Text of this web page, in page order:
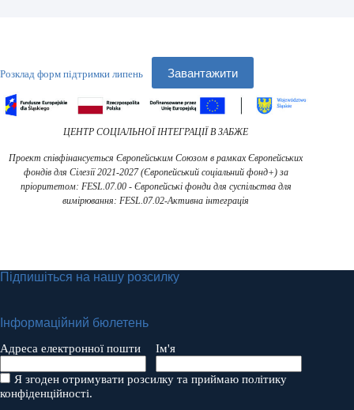
Розклад форм підтримки липень Завантажити
ЦЕНТР СОЦІАЛЬНОЇ ІНТЕГРАЦІЇ В ЗАБЖЕ
Проект співфінансується Європейським Союзом в рамках Європейських
фондів для Сілезії 2021-2027 (Європейський соціальний фонд+) за
пріоритетом: FESL.07.00 - Європейські фонди для суспільства для
вимірювання: FESL.07.02-Активна інтеграція
Підпишіться на нашу розсилку
Інформаційний бюлетень
Адреса електронної пошти Ім'я
Я згоден отримувати розсилку та приймаю політику
конфіденційності.